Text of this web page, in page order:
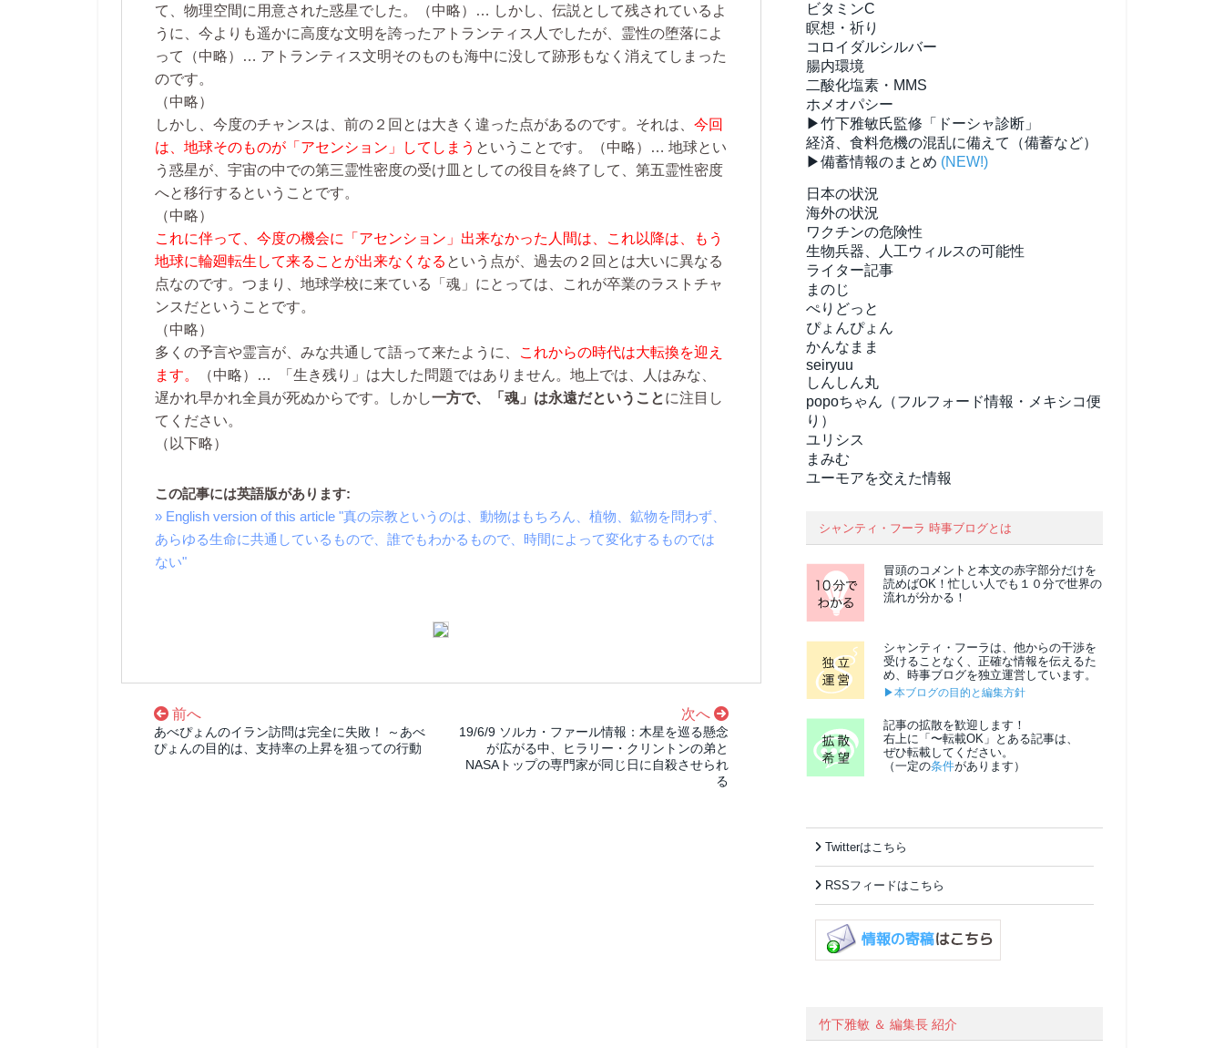
て、物理空間に用意された惑星でした。
（中略）… しかし、伝説として残されているよ
うに、今よりも遥かに高度な文明を誇ったアトランティス人でしたが、霊性の堕落によ
って
（中略）… アトランティス文明そのものも海中に没して跡形もなく消えてしまった
のです。
（中略）
しかし、今度のチャンスは、前の２回とは大きく違った点があるのです。それは、 今回
は、地球そのものが「アセンション」してしまう ということです。 （中略）… 地球とい
う惑星が、宇宙の中での第三霊性密度の受け皿としての役目を終了して、第五霊性密度
へと移行するということです。
（中略）
これに伴って、今度の機会に「アセンション」出来なかった人間は、これ以降は、もう
地球に輪廻転生して来ることが出来なくなる という点が、過去の２回とは大いに異なる
点なのです。つまり、地球学校に来ている「魂」にとっては、これが卒業のラストチャ
ンスだということです。
（中略）
多くの予言や霊言が、みな共通して語って来たように、
これからの時代は大転換を迎え
ます。
（中略）…
「生き残り」は大した問題ではありません。地上では、人はみな、
遅かれ早かれ全員が死ぬからです。しかし一方で、「魂」は永遠だということに注目し
てください。
（以下略）
この記事には英語版があります:
» English version of this article "真の宗教というのは、動物はもちろん、植物、鉱物を問わず、
あらゆる生命に共通しているもので、誰でもわかるもので、時間によって変化するものでは
ない"
前へ
あべぴょんのイラン訪問は完全に失敗！ ～あべ
ぴょんの目的は、支持率の上昇を狙っての行動
次へ
19/6/9 ソルカ・ファール情報：木星を巡る懸念
が広がる中、ヒラリー・クリントンの弟と
NASAトップの専門家が同じ日に自殺させられ
る
ビタミンC
瞑想・祈り
コロイダルシルバー
腸内環境
二酸化塩素・MMS
ホメオパシー
▶竹下雅敏氏監修「ドーシャ診断」
経済、食料危機の混乱に備えて（備蓄など）
▶備蓄情報のまとめ (NEW!)
日本の状況
海外の状況
ワクチンの危険性
生物兵器、人工ウィルスの可能性
ライター記事
まのじ
ぺりどっと
ぴょんぴょん
かんなまま
seiryuu
しんしん丸
popoちゃん（フルフォード情報・メキシコ便
り）
ユリシス
まみむ
ユーモアを交えた情報
シャンティ・フーラ 時事ブログとは
冒頭のコメントと本文の赤字部分だけを
読めばOK！忙しい人でも１０分で世界の
流れが分かる！
シャンティ・フーラは、他からの干渉を
受けることなく、正確な情報を伝えるた
め、時事ブログを独立運営しています。
▶本ブログの目的と編集方針
記事の拡散を歓迎します！
右上に「〜転載OK」とある記事は、
ぜひ転載してください。
（一定の条件があります）
Twitterはこちら
RSSフィードはこちら
竹下雅敏 ＆ 編集長 紹介